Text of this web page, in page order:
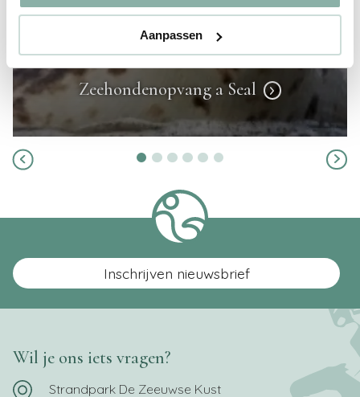
Aanpassen
Zeehondenopvang a Seal
Inschrijven nieuwsbrief
Wil je ons iets vragen?
Strandpark De Zeeuwse Kust